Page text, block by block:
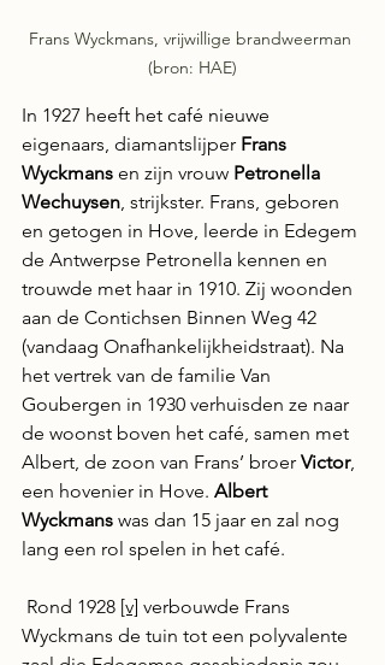
Frans Wyckmans, vrijwillige brandweerman
(bron: HAE)
In 1927 heeft het café nieuwe
eigenaars, diamantslijper Frans
Wyckmans en zijn vrouw Petronella
Wechuysen, strijkster. Frans, geboren
en getogen in Hove, leerde in Edegem
de Antwerpse Petronella kennen en
trouwde met haar in 1910. Zij woonden
aan de Contichsen Binnen Weg 42
(vandaag Onafhankelijkheidstraat). Na
het vertrek van de familie Van
Goubergen in 1930 verhuisden ze naar
de woonst boven het café, samen met
Albert, de zoon van Frans’ broer Victor,
een hovenier in Hove. Albert
Wyckmans was dan 15 jaar en zal nog
lang een rol spelen in het café.
Rond 1928 [v] verbouwde Frans
Wyckmans de tuin tot een polyvalente